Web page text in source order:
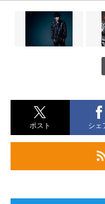
ポスト シェ